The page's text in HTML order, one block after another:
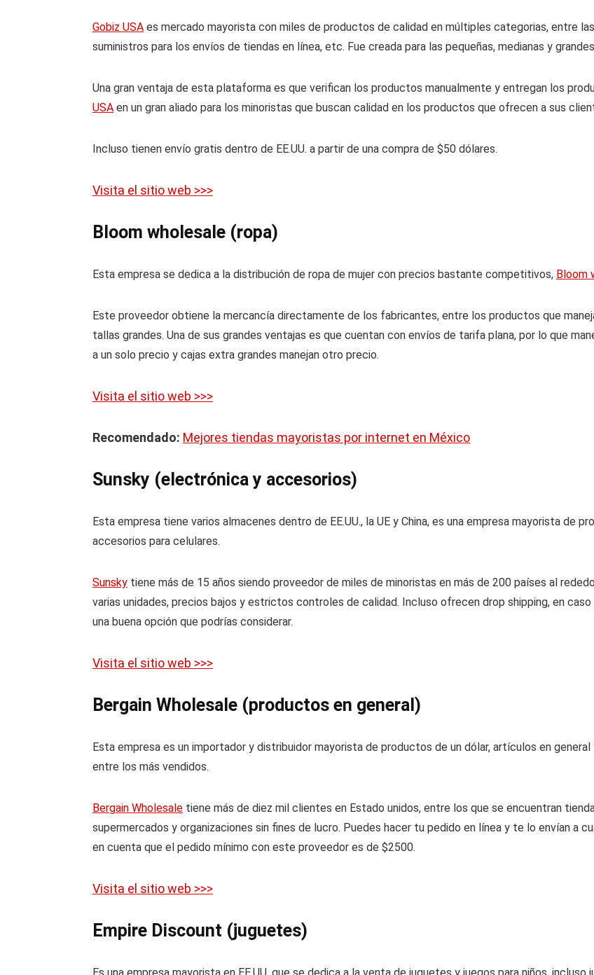
Gobiz USA es mercado mayorista con miles de productos de calidad en múltiples categorias, entre
suministros para los envíos de tiendas en línea, etc. Fue creada para las pequeñas, medianas y
Una gran ventaja de esta plataforma es que verifican los productos manualmente y entregan los
USA en un gran aliado para los minoristas que buscan calidad en los productos que ofrecen a sus
Incluso tienen envío gratis dentro de EE.UU. a partir de una compra de $50 dólares.
Visita el sitio web >>>
Bloom wholesale (ropa)
Esta empresa se dedica a la distribución de ropa de mujer con precios bastante competitivos, Bloom
Este proveedor obtiene la mercancía directamente de los fabricantes, entre los productos que
tallas grandes. Una de sus grandes ventajas es que cuentan con envíos de tarifa plana, por lo que
a un solo precio y cajas extra grandes manejan otro precio.
Visita el sitio web >>>
Recomendado: Mejores tiendas mayoristas por internet en México
Sunsky (electrónica y accesorios)
Esta empresa tiene varios almacenes dentro de EE.UU., la UE y China, es una empresa mayorista de
accesorios para celulares.
Sunsky tiene más de 15 años siendo proveedor de miles de minoristas en más de 200 países al
varias unidades, precios bajos y estrictos controles de calidad. Incluso ofrecen drop shipping, en
una buena opción que podrías considerar.
Visita el sitio web >>>
Bergain Wholesale (productos en general)
Esta empresa es un importador y distribuidor mayorista de productos de un dólar, artículos en
entre los más vendidos.
Bergain Wholesale tiene más de diez mil clientes en Estado unidos, entre los que se encuentran
supermercados y organizaciones sin fines de lucro. Puedes hacer tu pedido en línea y te lo envían a
en cuenta que el pedido mínimo con este proveedor es de $2500.
Visita el sitio web >>>
Empire Discount (juguetes)